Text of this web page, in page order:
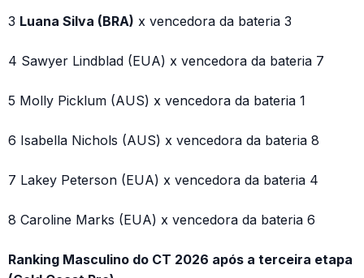
3 Luana Silva (BRA) x vencedora da bateria 3
4 Sawyer Lindblad (EUA) x vencedora da bateria 7
5 Molly Picklum (AUS) x vencedora da bateria 1
6 Isabella Nichols (AUS) x vencedora da bateria 8
7 Lakey Peterson (EUA) x vencedora da bateria 4
8 Caroline Marks (EUA) x vencedora da bateria 6
Ranking Masculino do CT 2026 após a terceira etapa